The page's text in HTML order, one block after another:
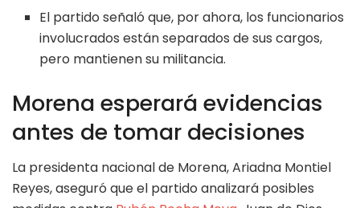
El partido señaló que, por ahora, los funcionarios
involucrados están separados de sus cargos,
pero mantienen su militancia.
Morena esperará evidencias
antes de tomar decisiones
La presidenta nacional de Morena, Ariadna Montiel
Reyes, aseguró que el partido analizará posibles